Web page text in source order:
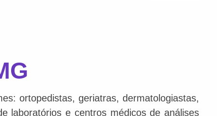
ortopedistas, geriatras, dermatologiastas,
laboratórios e centros médicos de análises